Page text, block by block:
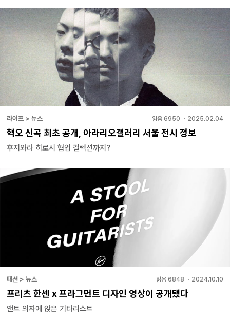
라이프 > 뉴스 읽음 6950 ・ 2025.02.04
혁오 신곡 최초 공개, 아라리오갤러리 서울 전시 정보
후지와라 히로시 협업 컬렉션까지?
패션 > 뉴스 읽음 6848 ・ 2024.10.10
프리츠 한센 x 프라그먼트 디자인 영상이 공개됐다
앤트 의자에 앉은 기타리스트